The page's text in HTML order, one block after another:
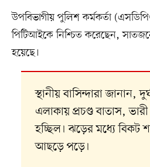
উপবিভাগীয় পুলিশ কর্মকর্তা
পিটিআইকে নিশ্চিত করেছেন,
হয়েছে।
স্থানীয় বাসিন্দারা জানান,
এলাকায় প্রচণ্ড বাতাস,
হচ্ছিল। ঝড়ের মধ্যে বিকট
আছড়ে পড়ে।